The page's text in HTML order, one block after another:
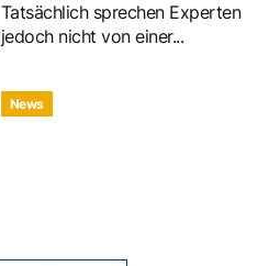
Tatsächlich sprechen Experten
jedoch nicht von einer...
News